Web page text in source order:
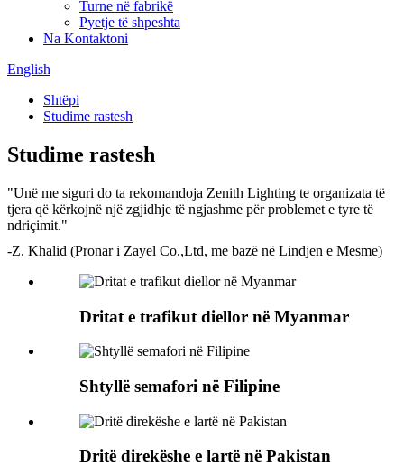
Turne në fabrikë
Pyetje të shpeshta
Na Kontaktoni
English
Shtëpi
Studime rastesh
Studime rastesh
"Unë me siguri do ta rekomandoja Zenith Lighting te organizata të
tjera që kërkojnë një zgjidhje të ngjashme për problemet e tyre të
ndriçimit."
-Z. Khalid (Pronar i Zayel Co.,Ltd, me bazë në Lindjen e Mesme)
Dritat e trafikut diellor në Myanmar
Shtyllë semafori në Filipine
Dritë direkëshe e lartë në Pakistan